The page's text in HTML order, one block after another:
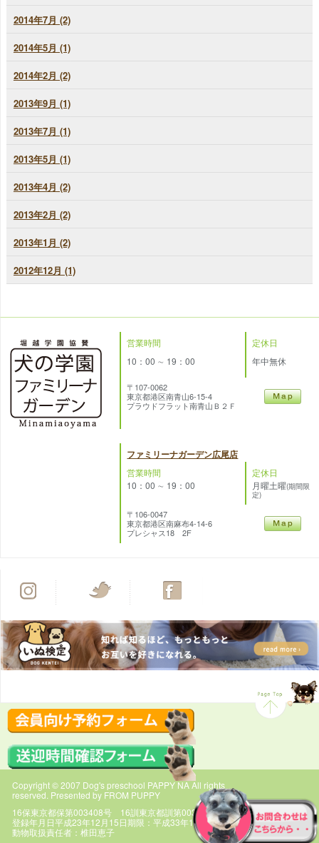
2014年7月 (2)
2014年5月 (1)
2014年2月 (2)
2013年9月 (1)
2013年7月 (1)
2013年5月 (1)
2013年4月 (2)
2013年2月 (2)
2013年1月 (2)
2012年12月 (1)
営業時間
定休日
10：00 ∼ 19：00
年中無休
〒107-0062
東京都港区南青山6-15-4
プラウドフラット南青山Ｂ２Ｆ
ファミリーナガーデン広尾店
営業時間
定休日
10：00 ∼ 19：00
月曜土曜(期間限
定)
〒106-0047
東京都港区南麻布4-14-6
プレシャス18 2F
Copyright © 2007 Dog's preschool PAPPY NA All rights
reserved. Presented by FROM PUPPY
16保東京都保第003408号 16訓東京都訓第003408号
登録年月日平成23年12月15日期限：平成33年12月14日
動物取扱責任者：椎田恵子